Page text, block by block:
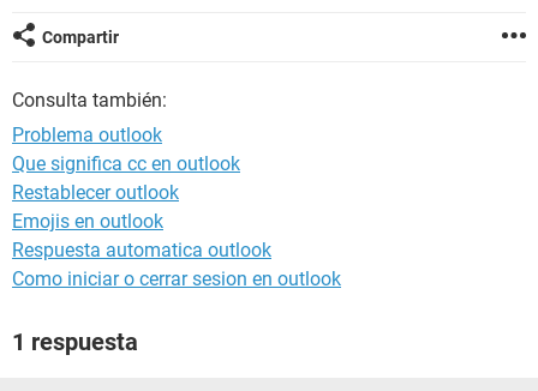
Compartir
Consulta también:
Problema outlook
Que significa cc en outlook
Restablecer outlook
Emojis en outlook
Respuesta automatica outlook
Como iniciar o cerrar sesion en outlook
1 respuesta